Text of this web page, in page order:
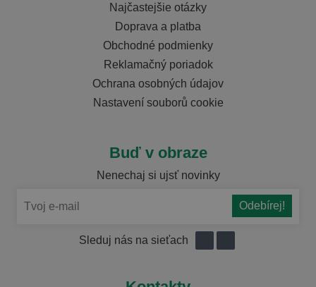
Najčastejšie otázky
Doprava a platba
Obchodné podmienky
Reklamačný poriadok
Ochrana osobných údajov
Nastavení souborů cookie
Buď v obraze
Nenechaj si ujsť novinky
Sleduj nás na sieťach